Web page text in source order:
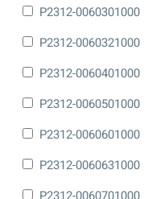
P2312-0060301000
P2312-0060321000
P2312-0060401000
P2312-0060501000
P2312-0060601000
P2312-0060631000
P2312-0060701000